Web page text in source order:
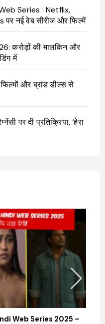
Series : Netflix,
नई वेब सीरीज और फिल्में
करोड़ों की मालकिन और
में
और ब्रांड डील्स से
पर दी प्रतिक्रिया, ‘हेरा
Web Series 2025 –